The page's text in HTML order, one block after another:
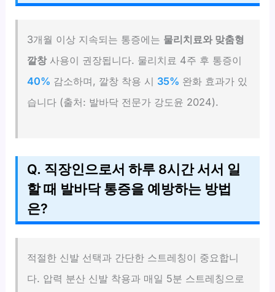
3개월 이상 지속되는 통증에는 물리치료와 맞춤형
깔창사용이 권장됩니다. 물리치료 4주 후 통증이
40% 감소하며, 깔창 착용 시 35% 완화 효과가 있
습니다 (출처: 발바닥 전문가 강도윤 2024).
Q. 직장인으로서 하루 8시간 서서 일
할 때 발바닥 통증을 예방하는 방법
은?
적절한 신발 선택과 간단한 스트레칭이 중요합니
다. 압력 분산 신발 착용과 매일 5분 스트레칭으로